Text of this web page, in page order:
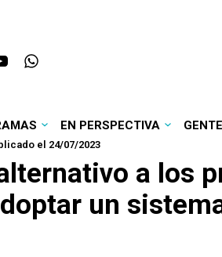
EN PERSPECTIVA
el 24/07/2023
a los
un